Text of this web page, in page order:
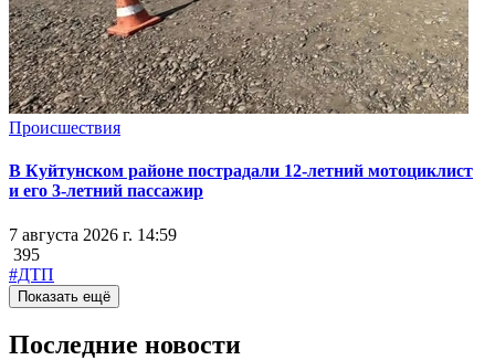
Происшествия
В Куйтунском районе пострадали 12-летний мотоциклист
и его 3-летний пассажир
7 августа 2026 г. 14:59
395
#ДТП
Показать ещё
Последние новости